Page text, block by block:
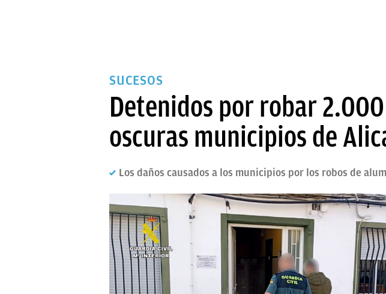
SUCESOS
Detenidos por robar
oscuras municipios de
Los daños causados a los municipios por los robos de